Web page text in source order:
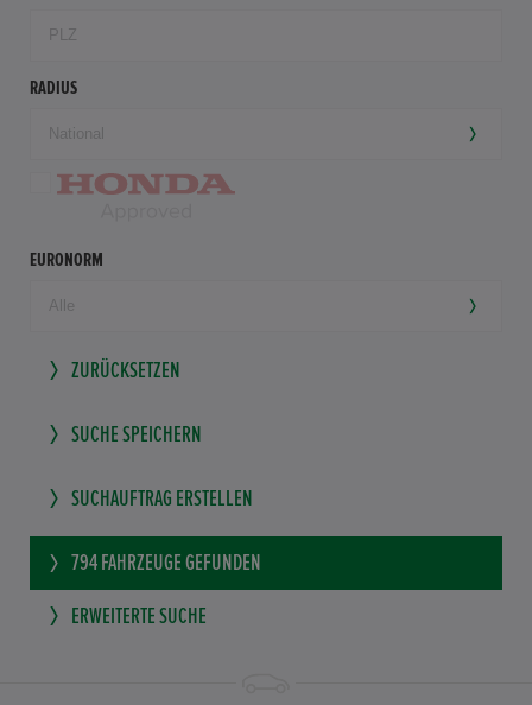
RADIUS
EURONORM
ZURÜCKSETZEN
SUCHE SPEICHERN
SUCHAUFTRAG ERSTELLEN
794 FAHRZEUGE GEFUNDEN
ERWEITERTE SUCHE